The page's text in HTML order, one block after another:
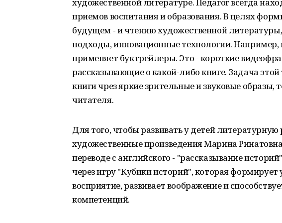
приемов воспитания и образования. В целях
будущем - и чтению художественной
подходы, инновационные технологии. Например,
применяет буктрейлеры. Это - короткие
рассказывающие о какой-либо книге. Задача этой
книги чрез яркие зрительные и звуковые образы,
читателя.
Для того, чтобы развивать у детей
художественные произведения Марина
переводе с английского - "рассказывание
через игру "Кубики историй", которая формирует
восприятие, развивает воображение и
компетенций.